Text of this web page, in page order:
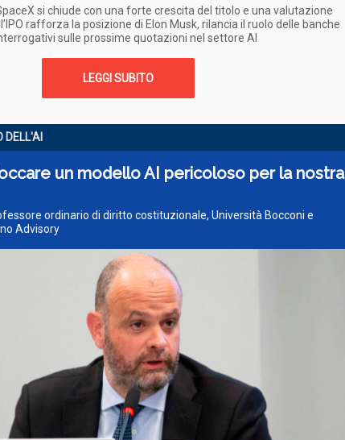
si chiude con una forte crescita del titolo e una valutazione
rafforza la posizione di Elon Musk, rilancia il ruolo delle banche
sulle prossime quotazioni nel settore AI
LEGGI SUBITO
un modello AI pericoloso per la nostra
ordinario di diritto costituzionale, Università Bocconi e
Advisory